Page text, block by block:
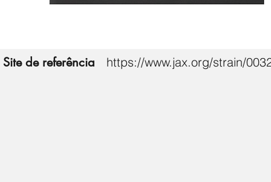
Site de referência https://www.jax.org/strain/